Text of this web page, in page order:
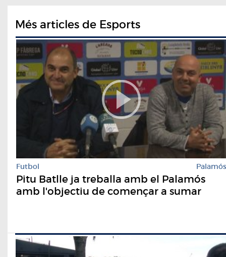
Més articles de Esports
Futbol Palamós
Pitu Batlle ja treballa amb el Palamós
amb l'objectiu de començar a sumar